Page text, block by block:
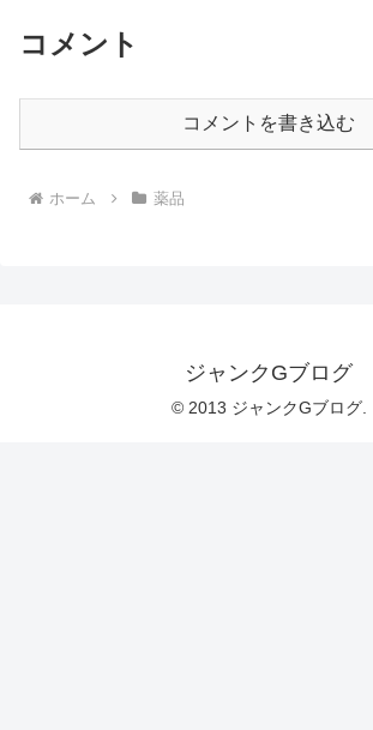
コメント
コメントを書き込む
ホーム 薬品
ジャンクGブログ
© 2013 ジャンクGブログ.